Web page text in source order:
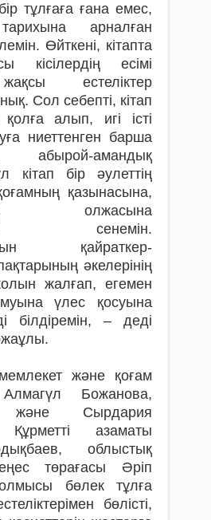
тұлғаға ғана емес,
арналған
Өйткені, кітапта
кісілердің есімі
естеліктер
Сол себепті, кітап
алып, игі істі
ниеттенген барша
абырой-амандық
кітап бір әулеттің
қазынасына,
олжасына
сенемін.
қайраткер-
әкелерінің
жалғап, егемен
үлес қосуына
білдіремін, – деді
және қоғам
Алмагүл Божанова,
және Сырдария
азаматы
облыстық
төрағасы Әріп
бөлек тұлға
бөлісті,